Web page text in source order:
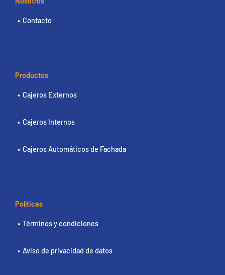
Contacto
Productos
Cajeros Externos
Cajeros Internos
Cajeros Automáticos de Fachada
Políticas
Términos y condiciones
Aviso de privacidad de datos